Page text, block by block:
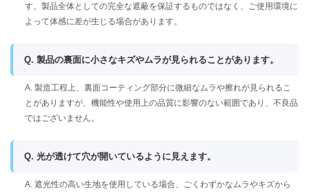
す。製品全体としての完全な遮蔽を保証するものではなく、ご使用環境に
よって体感に差が生じる場合があります。
Q. 製品の裏面に小さなキズやムラが見られることがあります。
A. 製造工程上、裏面コーティング部分に微細なムラや擦れが見られるこ
とがありますが、機能性や使用上の品質に影響のない範囲であり、不良品
ではございません。
Q. 光が透けて穴が開いているように見えます。
A. 遮光性の高い生地を使用している場合、ごくわずかなムラやキズから